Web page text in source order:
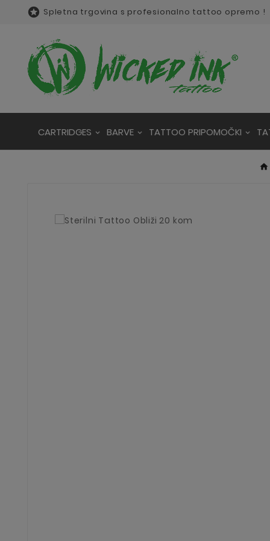
 Spletna trgovina s profesionalno tattoo opremo !
CARTRIDGES BARVE TATTOO PRIPOMOČKI